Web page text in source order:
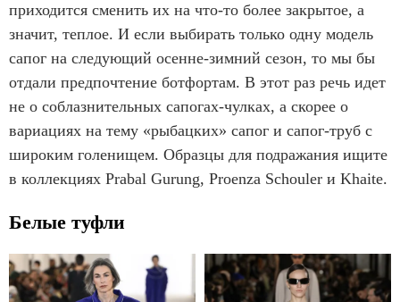
приходится сменить их на что-то более закрытое, а
значит, теплое. И если выбирать только одну модель
сапог на следующий осенне-зимний сезон, то мы бы
отдали предпочтение ботфортам. В этот раз речь идет
не о соблазнительных сапогах-чулках, а скорее о
вариациях на тему «рыбацких» сапог и сапог-труб с
широким голенищем. Образцы для подражания ищите
в коллекциях Prabal Gurung, Proenza Schouler и Khaite.
Белые туфли